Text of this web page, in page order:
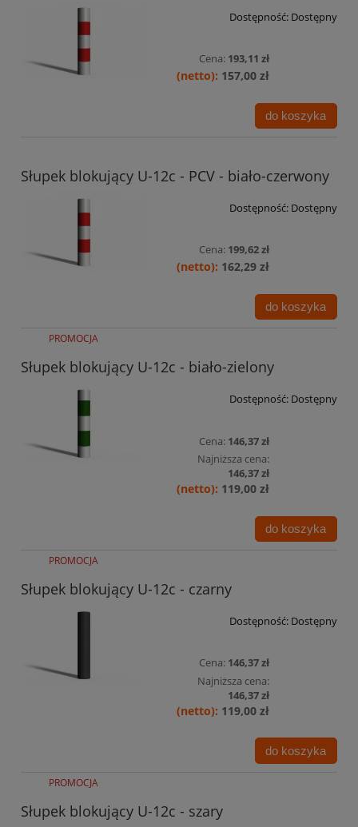
Dostępność: Dostępny
Cena: 193,11 zł
157,00 zł
do koszyka
Słupek blokujący U-12c - PCV - biało-czerwony
Dostępność: Dostępny
Cena: 199,62 zł
162,29 zł
do koszyka
Słupek blokujący U-12c - biało-zielony
Dostępność: Dostępny
Cena: 146,37 zł
Najniższa cena:
146,37 zł
119,00 zł
do koszyka
PROMOCJA
Słupek blokujący U-12c - czarny
Dostępność: Dostępny
Cena: 146,37 zł
Najniższa cena:
146,37 zł
119,00 zł
do koszyka
PROMOCJA
Słupek blokujący U-12c - szary
PROMOCJA